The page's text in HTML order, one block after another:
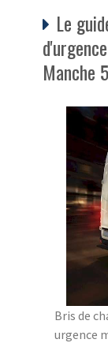
Le
Manche
Bris de
urgence